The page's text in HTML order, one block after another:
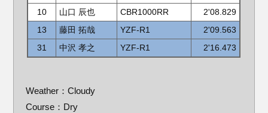
10
山口 辰也 CBR1000RR
2'08.829
13
藤田 拓哉 YZF-R1
2'09.563
31
中沢 孝之 YZF-R1 2'16.473
Weather：Cloudy
Course：Dry